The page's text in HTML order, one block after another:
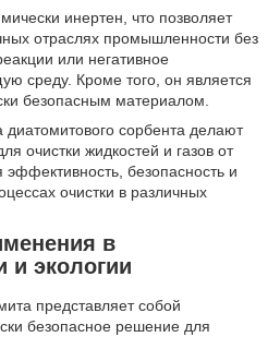
инертен, что позволяет
отраслях промышленности без
или негативное
среду. Кроме того, он является
безопасным материалом.
диатомитового сорбента делают
очистки жидкостей и газов от
эффективность, безопасность и
очистки в различных
в
экологии
представляет собой
безопасное решение для